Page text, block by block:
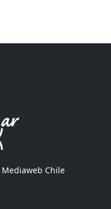
Mediaweb Chile